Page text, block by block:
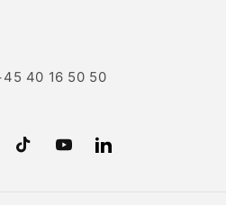
40 16 50 50
TikTokYouTubeTranslation